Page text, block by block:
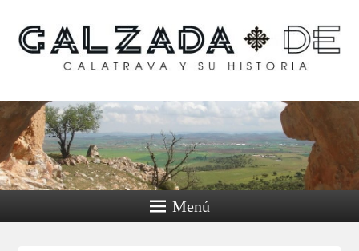
Calzada de Calatrava y
su historia
Menú